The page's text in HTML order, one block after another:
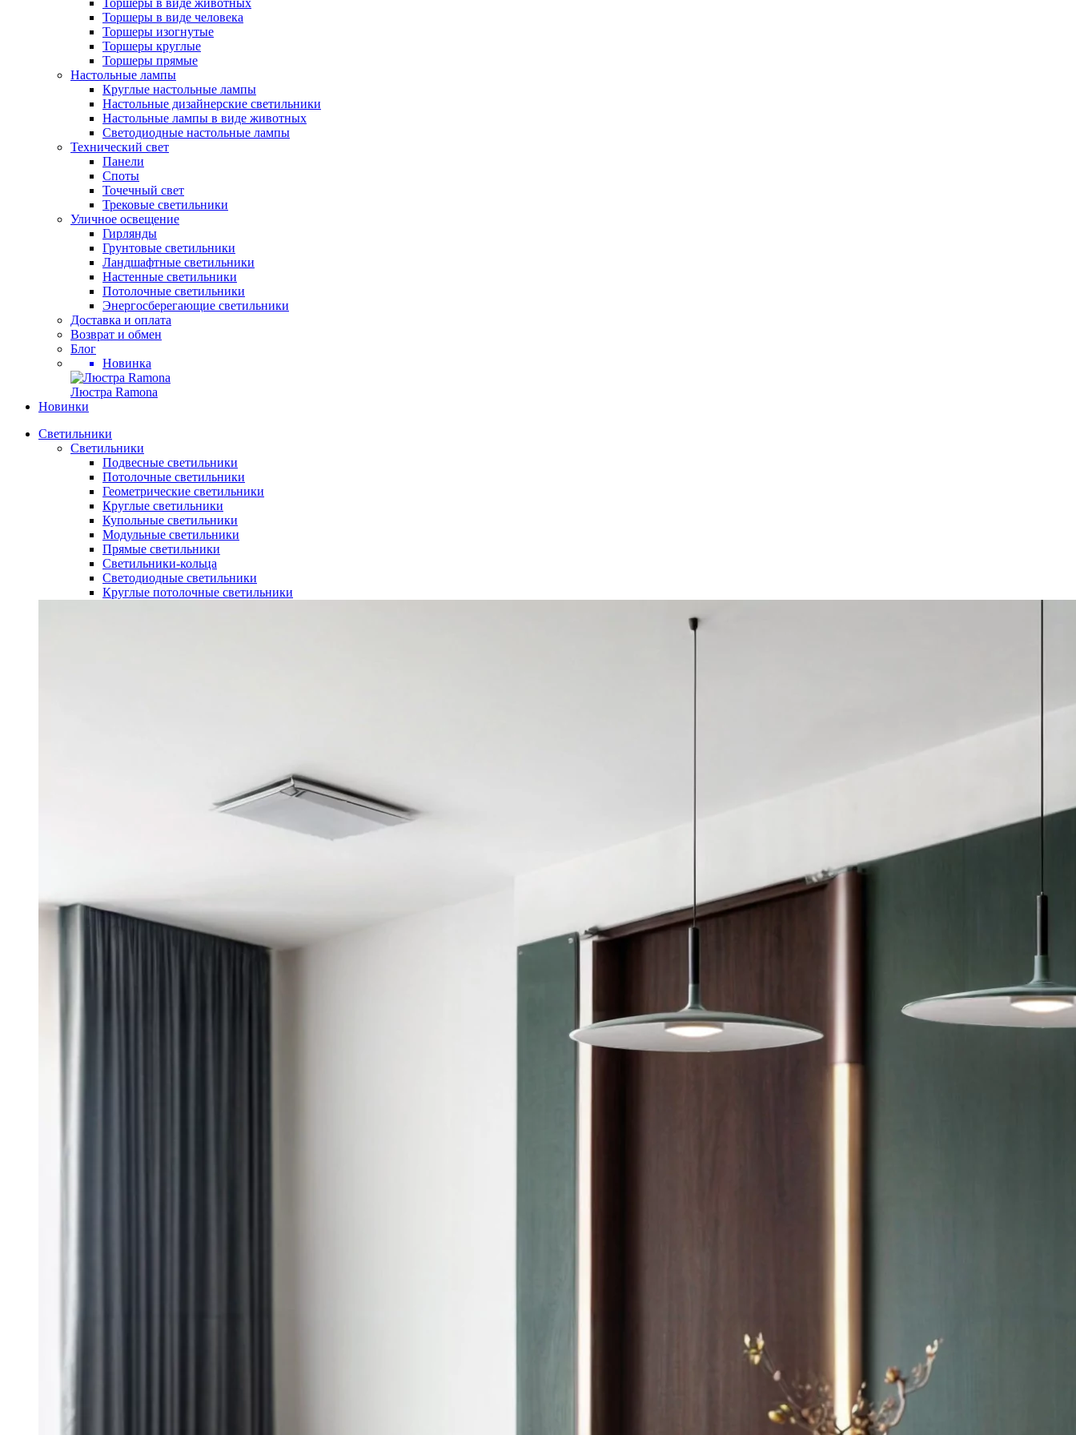
Торшеры в виде животных
Торшеры в виде человека
Торшеры изогнутые
Торшеры круглые
Торшеры прямые
Настольные лампы
Круглые настольные лампы
Настольные дизайнерские светильники
Настольные лампы в виде животных
Светодиодные настольные лампы
Технический свет
Панели
Споты
Точечный свет
Трековые светильники
Уличное освещение
Гирлянды
Грунтовые светильники
Ландшафтные светильники
Настенные светильники
Потолочные светильники
Энергосберегающие светильники
Доставка и оплата
Возврат и обмен
Блог
Новинка
Люстра Ramona
Новинки
Светильники
Светильники
Подвесные светильники
Потолочные светильники
Геометрические светильники
Круглые светильники
Купольные светильники
Модульные светильники
Прямые светильники
Светильники-кольца
Светодиодные светильники
Круглые потолочные светильники